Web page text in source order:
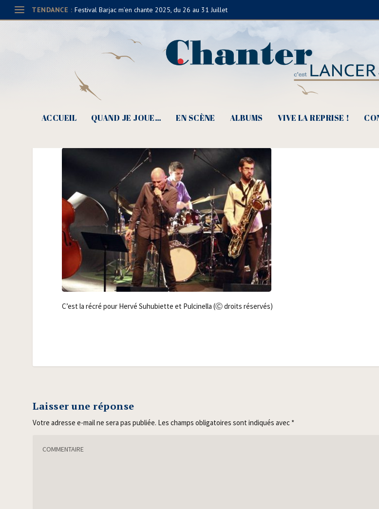
TENDANCE : Festival Barjac m’en chante 2025, du 26 au 31 Juillet
ACCUEIL QUAND JE JOUE… EN SCÈNE ALBUMS VIVE LA REPRISE !
C’est la récré pour Hervé Suhubiette et
réservés)
C’est la récré pour Her­vé Suhu­biette et Pul­ci­nel­la (Ⓒ droits réservés)
Laisser une réponse
Votre adresse e-mail ne sera pas publiée. Les champs obligatoires sont indiqués avec *